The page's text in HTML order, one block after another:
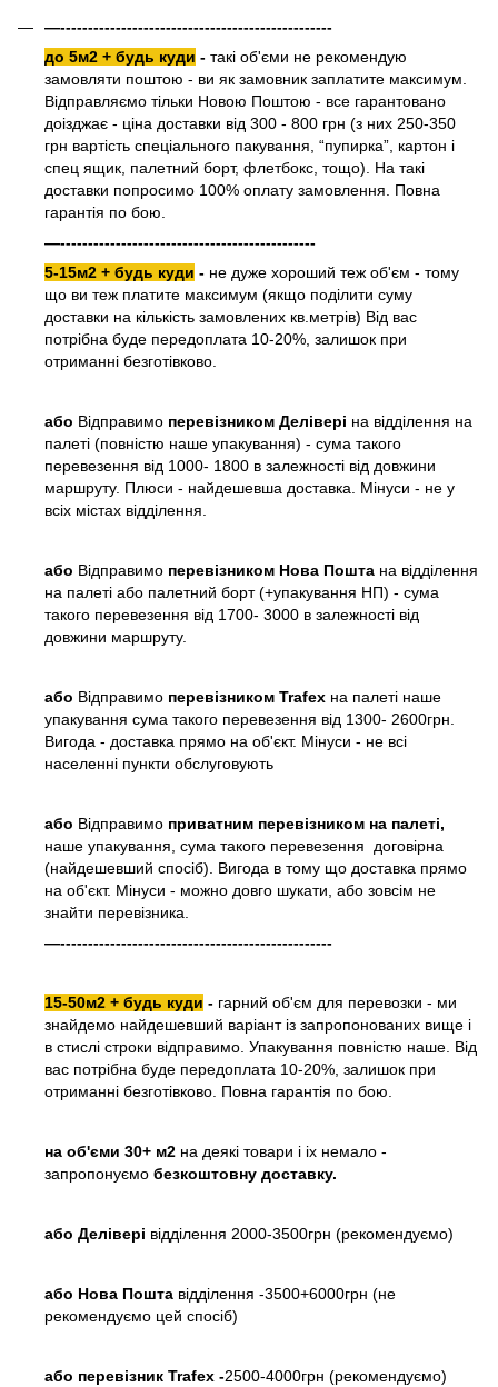
—-------------------------------------------------
до 5м2 + будь куди - такі об'єми не рекомендую
замовляти поштою - ви як замовник заплатите максимум.
Відправляємо тільки Новою Поштою - все гарантовано
доізджає - ціна доставки від 300 - 800 грн (з них 250-350
грн вартість спеціального пакування, “пупирка”, картон і
спец ящик, палетний борт, флетбокс, тощо). На такі
доставки попросимо 100% оплату замовлення. Повна
гарантія по бою.
—----------------------------------------------
5-15м2 + будь куди - не дуже хороший теж об'єм - тому
що ви теж платите максимум (якщо поділити суму
доставки на кількість замовлених кв.метрів) Від вас
потрібна буде передоплата 10-20%, залишок при
отриманні безготівково.
або Відправимо перевізником Делівері на відділення на
палеті (повністю наше упакування) - сума такого
перевезення від 1000- 1800 в залежності від довжини
маршруту. Плюси - найдешевша доставка. Мінуси - не у
всіх містах відділення.
або Відправимо перевізником Нова Пошта на відділення
на палеті або палетний борт (+упакування НП) - сума
такого перевезення від 1700- 3000 в залежності від
довжини маршруту.
або Відправимо перевізником Trafex на палеті наше
упакування сума такого перевезення від 1300- 2600грн.
Вигода - доставка прямо на об'єкт. Мінуси - не всі
населенні пункти обслуговують
або Відправимо приватним перевізником на палеті,
наше упакування, сума такого перевезення договірна
(найдешевший спосіб). Вигода в тому що доставка прямо
на об'єкт. Мінуси - можно довго шукати, або зовсім не
знайти перевізника.
—-------------------------------------------------
15-50м2 + будь куди - гарний об'єм для перевозки - ми
знайдемо найдешевший варіант із запропонованих вище і
в стислі строки відправимо. Упакування повністю наше. Від
вас потрібна буде передоплата 10-20%, залишок при
отриманні безготівково. Повна гарантія по бою.
на об'єми 30+ м2 на деякі товари і іх немало -
запропонуємо безкоштовну доставку.
або Делівері відділення 2000-3500грн (рекомендуємо)
або Нова Пошта відділення -3500+6000грн (не
рекомендуємо цей спосіб)
або перевізник Trafex -2500-4000грн (рекомендуємо)